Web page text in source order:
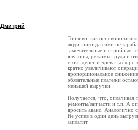
Дмитрий
Топливо, как
люди, никогда сами не
замечательные и стройные
плутоны, режимы труда и
стоят денег и чреваты
кратно увеличивают
пропорциональное
обязательные платежи
меньшей выручки.
Получается, что, оплачивая
ремонты/запчасти и т.п. А
просить аванс. Аналогично
Не успев в один день
заплатит.